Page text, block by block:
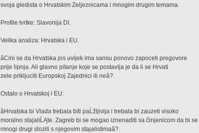
svoja gledista o Hrvatskim Zeljeznicama i mnogim drugim temama.
Profile tvrtke: Slavonija DI.
Velika analiza: Hrvatska i EU.
âCini se da Hrvatska jos uvijek ima sansu ponovo zapoceti pregovore
prije lipnja. Ali glavno pitanje koje se postavlja je da li se Hrvati
zele prikljuciti Europskoj Zajednici ili neâ?.
Ostalo o Hrvatskoj i EU:
âHrvatska bi Vlada trebala biti paĹžljivija i trebala bi zauzeti visoko
moralno stajaliĹĄte. Zagreb bi se mogao iznenaditi sa činjenicom da bi se
mnogi drugi slozili s njegovim stajalistimaâ?.